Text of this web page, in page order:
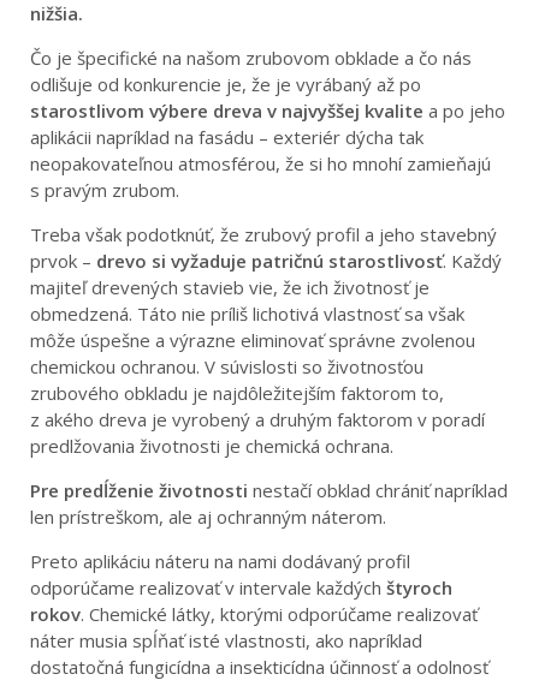
nižšia.
Čo je špecifické na našom zrubovom obklade a čo nás
odlišuje od konkurencie je, že je vyrábaný až po
starostlivom výbere dreva v najvyššej kvalite a po jeho
aplikácii napríklad na fasádu – exteriér dýcha tak
neopakovateľnou atmosférou, že si ho mnohí zamieňajú
s pravým zrubom.
Treba však podotknúť, že zrubový profil a jeho stavebný
prvok – drevo si vyžaduje patričnú starostlivosť. Každý
majiteľ drevených stavieb vie, že ich životnosť je
obmedzená. Táto nie príliš lichotivá vlastnosť sa však
môže úspešne a výrazne eliminovať správne zvolenou
chemickou ochranou. V súvislosti so životnosťou
zrubového obkladu je najdôležitejším faktorom to,
z akého dreva je vyrobený a druhým faktorom v poradí
predlžovania životnosti je chemická ochrana.
Pre predĺženie životnosti nestačí obklad chrániť napríklad
len prístreškom, ale aj ochranným náterom.
Preto aplikáciu náteru na nami dodávaný profil
odporúčame realizovať v intervale každých štyroch
rokov. Chemické látky, ktorými odporúčame realizovať
náter musia spĺňať isté vlastnosti, ako napríklad
dostatočná fungicídna a insekticídna účinnosť a odolnosť